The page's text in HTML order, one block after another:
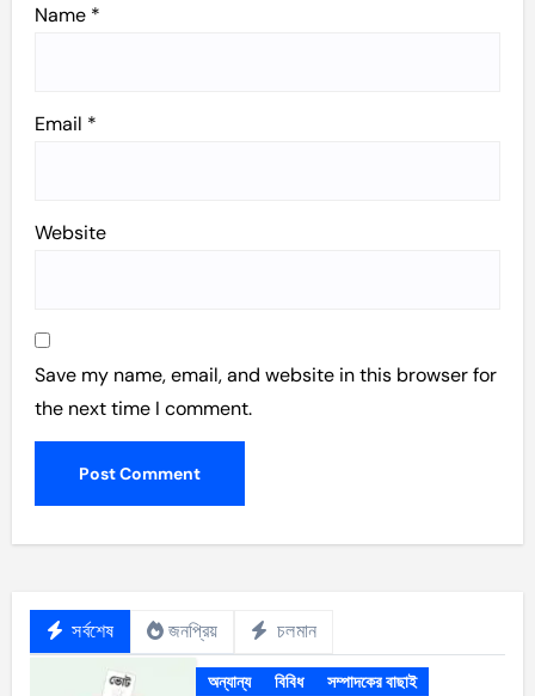
Name *
Email *
Website
Save my name, email, and website in this browser for
the next time I comment.
সর্বশেষ জনপ্রিয় চলমান
অন্যান্য বিবিধ সম্পাদকের বাছাই